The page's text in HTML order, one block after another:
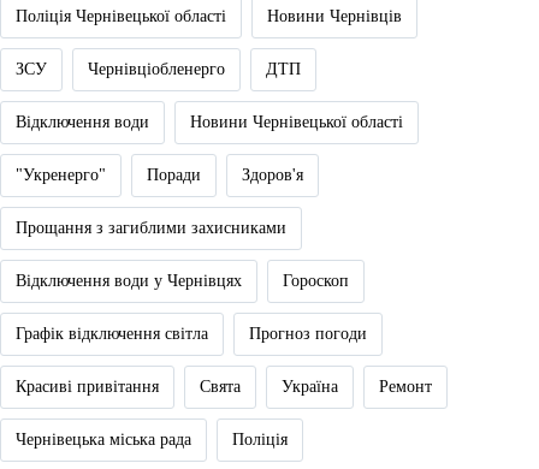
Поліція Чернівецької області Новини Чернівців
ЗСУ Чернівціобленерго ДТП
Відключення води Новини Чернівецької області
"Укренерго" Поради Здоров'я
Прощання з загиблими захисниками
Відключення води у Чернівцях Гороскоп
Графік відключення світла Прогноз погоди
Красиві привітання Свята Україна Ремонт
Чернівецька міська рада Поліція